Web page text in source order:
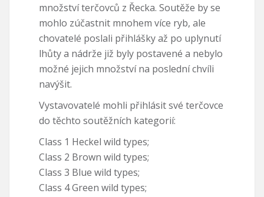
množství terčovců z Řecka. Soutěže by se
mohlo zúčastnit mnohem více ryb, ale
chovatelé poslali přihlášky až po uplynutí
lhůty a nádrže již byly postavené a nebylo
možné jejich množství na poslední chvíli
navýšit.
Vystavovatelé mohli přihlásit své terčovce
do těchto soutěžních kategorií:
Class 1 Heckel wild types;
Class 2 Brown wild types;
Class 3 Blue wild types;
Class 4 Green wild types;